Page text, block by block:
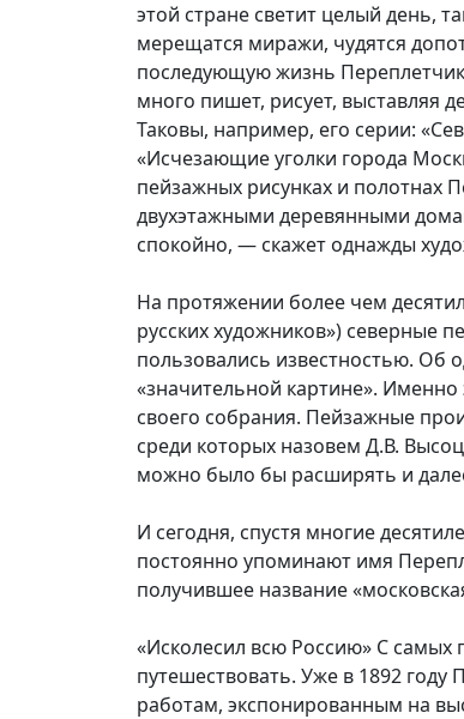
этой стране светит целый день,
мерещатся миражи, чудятся
последующую жизнь
много пишет, рисует, выставляя
Таковы, например, его серии:
«Исчезающие уголки города
пейзажных рисунках и полотнах
двухэтажными деревянными
спокойно, — скажет однажды
На протяжении более чем
русских художников») северные
пользовались известностью. Об
«значительной картине». Именно
своего собрания. Пейзажные
среди которых назовем Д.В.
можно было бы расширять и
И сегодня, спустя многие
постоянно упоминают имя
получившее название
«Исколесил всю Россию» С самых
путешествовать. Уже в 1892
работам, экспонированным на